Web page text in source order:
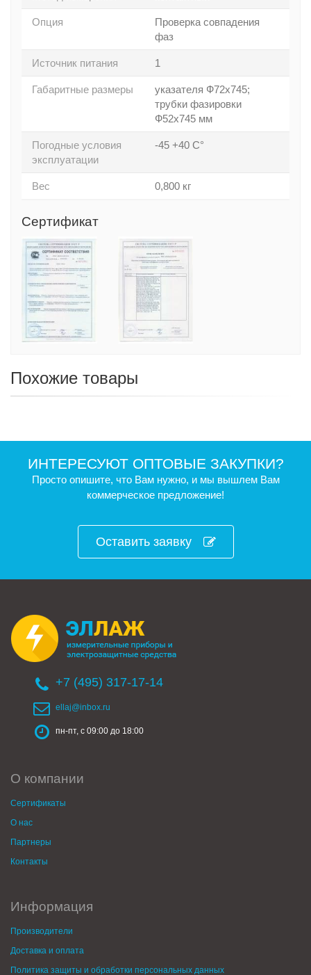
Опция
Проверка совпадения
фаз
Источник питания 1
Габаритные размеры
указателя Ф72x745;
трубки фазировки
Ф52x745 мм
Погодные условия
эксплуатации
-45 +40 С°
Вес 0,800 кг
Сертификат
Похожие товары
ИНТЕРЕСУЮТ ОПТОВЫЕ ЗАКУПКИ?
Просто опишите, что Вам нужно, и мы вышлем Вам
коммерческое предложение!
Оставить заявку
+7 (495) 317-17-14
ellaj@inbox.ru
пн-пт, с 09:00 до 18:00
О компании
Сертификаты
О нас
Партнеры
Контакты
Информация
Производители
Доставка и оплата
Политика защиты и обработки персональных данных